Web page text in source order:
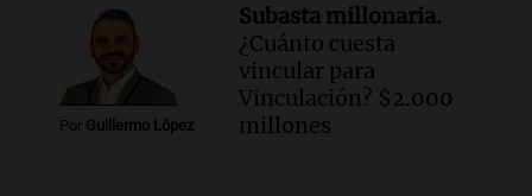
Audio. Trágico accidente en Mendoza:
un muerto y varios heridos tras caída de
vehículos desde un puente
Panorama Federal
Por Guillermo López
Subasta millonaria.
¿Cuánto cuesta
vincular para
Vinculación? $2.000
millones